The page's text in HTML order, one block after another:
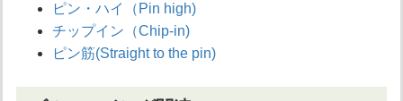
ピン・ハイ（Pin high)
チップイン（Chip-in)
ピン筋(Straight to the pin)